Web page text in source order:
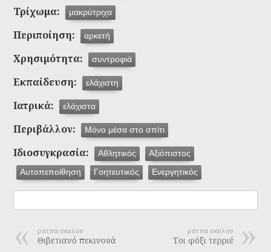
Τρίχωμα: μακρύτριχα
Περιποίηση: αρκετή
Χρησιμότητα: συντροφιά
Εκπαίδευση: ελάχιστη
Ιατρικά: ελάχιστα
Περιβάλλον: Μόνο μέσα στο σπίτι
Ιδιοσυγκρασία: Αθλητικός Αξιόπιστος
Αυτοπεποίθηση Γοητευτικός Ενεργητικός
ρατσα σκυλου
Τοι φόξι τερριέ
ρατσα σκυλου
Θιβετιανό πεκινουά